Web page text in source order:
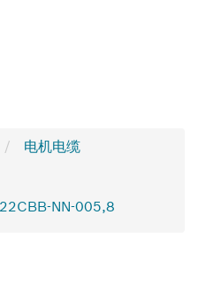
电机电缆
NN-005,8